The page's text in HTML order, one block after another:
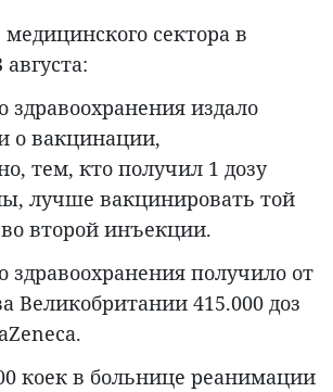
сектора в
здравоохранения издало
о вакцинации,
тем, кто получил 1 дозу
лучше вакцинировать той
второй инъекции.
здравоохранения получило от
Великобритании 415.000 доз
коек в больнице реанимации